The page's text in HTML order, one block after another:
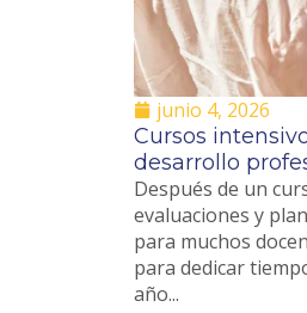
junio 4, 2026
Cursos
desarrollo
Después de un
evaluaciones y
para muchos
para dedicar
año...